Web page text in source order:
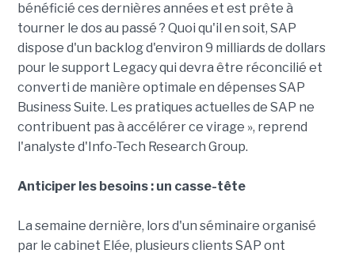
bénéficié ces dernières années et est prête à
tourner le dos au passé ? Quoi qu'il en soit, SAP
dispose d'un backlog d'environ 9 milliards de dollars
pour le support Legacy qui devra être réconcilié et
converti de manière optimale en dépenses SAP
Business Suite. Les pratiques actuelles de SAP ne
contribuent pas à accélérer ce virage », reprend
l'analyste d'Info-Tech Research Group.
Anticiper les besoins : un casse-tête
La semaine dernière, lors d'un séminaire organisé
par le cabinet Elée, plusieurs clients SAP ont